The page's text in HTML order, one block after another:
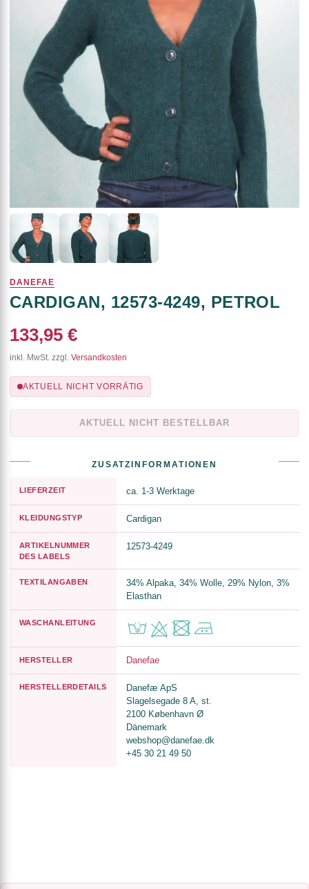
DANEFAE
CARDIGAN, 12573-4249, PETROL
133,95 €
inkl. MwSt. zzgl. Versandkosten
AKTUELL NICHT VORRÄTIG
AKTUELL NICHT BESTELLBAR
ZUSATZINFORMATIONEN
LIEFERZEIT ca. 1-3 Werktage
KLEIDUNGSTYP Cardigan
ARTIKELNUMMER
DES LABELS
12573-4249
TEXTILANGABEN
34% Alpaka, 34% Wolle, 29% Nylon, 3%
Elasthan
WASCHANLEITUNG
HERSTELLER Danefae
HERSTELLERDETAILS
Danefæ ApS
Slagelsegade 8 A, st.
2100 København Ø
Dänemark
webshop@danefae.dk
+45 30 21 49 50